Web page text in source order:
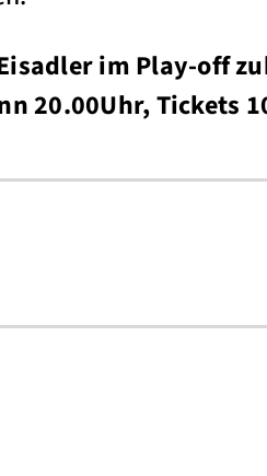
im Play-off
20.00Uhr, Tickets